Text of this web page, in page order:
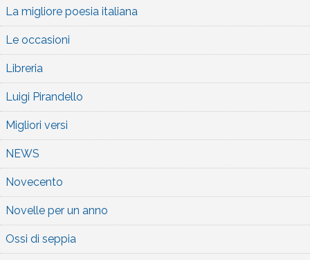
La migliore poesia italiana
Le occasioni
Libreria
Luigi Pirandello
Migliori versi
NEWS
Novecento
Novelle per un anno
Ossi di seppia